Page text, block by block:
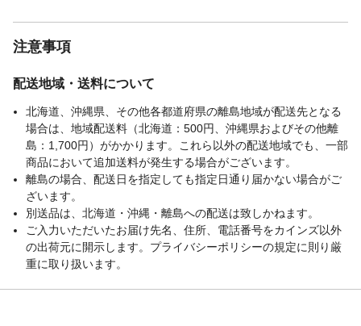
注意事項
配送地域・送料について
北海道、沖縄県、その他各都道府県の離島地域が配送先となる
場合は、地域配送料（北海道：500円、沖縄県およびその他離
島：1,700円）がかかります。これら以外の配送地域でも、一部
商品において追加送料が発生する場合がございます。
離島の場合、配送日を指定しても指定日通り届かない場合がご
ざいます。
別送品は、北海道・沖縄・離島への配送は致しかねます。
ご入力いただいたお届け先名、住所、電話番号をカインズ以外
の出荷元に開示します。プライバシーポリシーの規定に則り厳
重に取り扱います。